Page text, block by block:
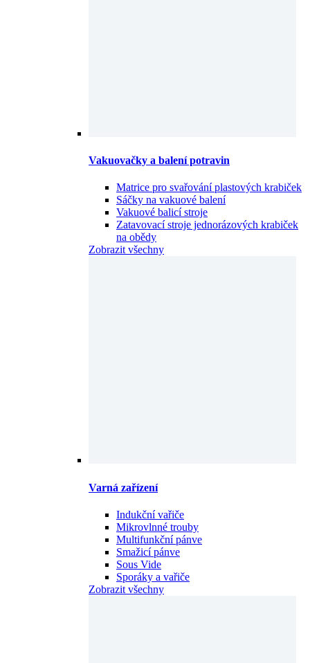
Vakuovačky a balení potravin
Matrice pro svařování plastových krabiček
Sáčky na vakuové balení
Vakuové balicí stroje
Zatavovací stroje jednorázových krabiček
na obědy
Zobrazit všechny
Varná zařízení
Indukční vařiče
Mikrovlnné trouby
Multifunkční pánve
Smažicí pánve
Sous Vide
Sporáky a vařiče
Zobrazit všechny